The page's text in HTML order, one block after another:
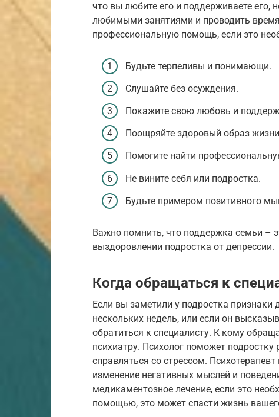
что вы любите его и поддерживаете его,
любимыми занятиями и проводить
профессиональную помощь, если это
Будьте терпеливы и понимающи.
Слушайте без осуждения.
Покажите свою любовь и
Поощряйте здоровый образ
Помогите найти
Не вините себя или подростка.
Будьте примером позитивного
Важно помнить, что поддержка семьи –
выздоровлении подростка от депрессии.
Когда обращаться к
Если вы заметили у подростка признаки
нескольких недель, или если он
обратиться к специалисту. К кому
психиатру. Психолог поможет подростку
справляться со стрессом.
изменение негативных мыслей и
медикаментозное лечение, если это
помощью, это может спасти жизнь